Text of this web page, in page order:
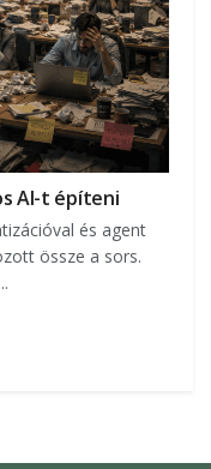
AI-t építeni
és agent
össze a sors.